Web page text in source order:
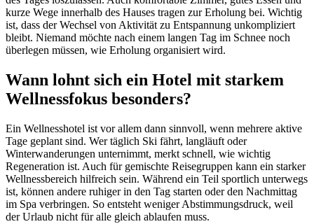
kurze Wege innerhalb des Hauses tragen zur Erholung bei. Wichtig
ist, dass der Wechsel von Aktivität zu Entspannung unkompliziert
bleibt. Niemand möchte nach einem langen Tag im Schnee noch
überlegen müssen, wie Erholung organisiert wird.
Wann lohnt sich ein Hotel mit starkem
Wellnessfokus besonders?
Ein Wellnesshotel ist vor allem dann sinnvoll, wenn mehrere aktive
Tage geplant sind. Wer täglich Ski fährt, langläuft oder
Winterwanderungen unternimmt, merkt schnell, wie wichtig
Regeneration ist. Auch für gemischte Reisegruppen kann ein starker
Wellnessbereich hilfreich sein. Während ein Teil sportlich unterwegs
ist, können andere ruhiger in den Tag starten oder den Nachmittag
im Spa verbringen. So entsteht weniger Abstimmungsdruck, weil
der Urlaub nicht für alle gleich ablaufen muss.